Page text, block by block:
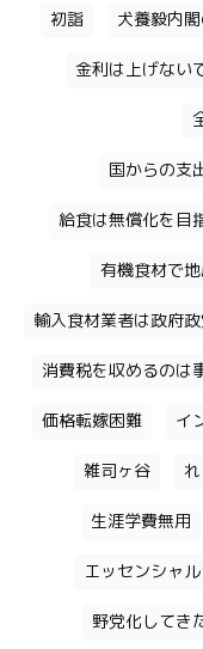
初詣 犬養毅内
金利は上げない
国からの支
給食は無償化を目
有機食材で
輸入食材業者は政府
消費税を収めるのは
価格転嫁困難 イ
雑司ヶ谷
生涯学費無用
エッセンシャ
野党化してき